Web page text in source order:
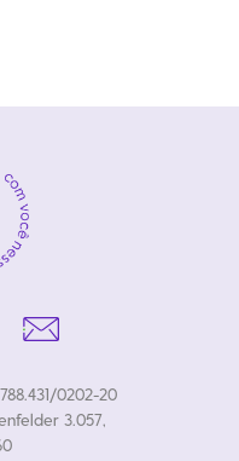
0202-20
3.057,